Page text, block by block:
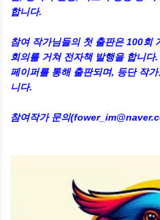
합니다.
참여 작가님들의 첫 출판은 100회
회의를 거쳐 전자책 발행을 합니
페이퍼를 통해 출판되며, 등단 작
니다.
참여작가 문의